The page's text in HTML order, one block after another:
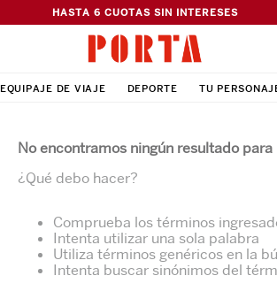
HASTA 6 CUOTAS SIN INTERESES
EQUIPAJE DE VIAJE DEPORTE TU
No encontramos ningún resultado para
¿Qué debo hacer?
Comprueba los términos
Intenta utilizar una sola palabra
Utiliza términos genéricos en la
Intenta buscar sinónimos del